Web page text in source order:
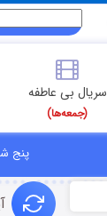
سریال بی عاطفه
(جمعه‌ها)
پنج شنبه ۱۵